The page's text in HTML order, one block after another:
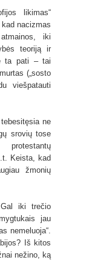
likimas“
nacizmas
iki
teoriją ir
ta pati – tai
(„sosto
viešpatauti
ne
srovių tose
Keista, kad
žmonių
Gal iki trečio
jau
nemeluoja“.
Iš kitos
nežino, ką